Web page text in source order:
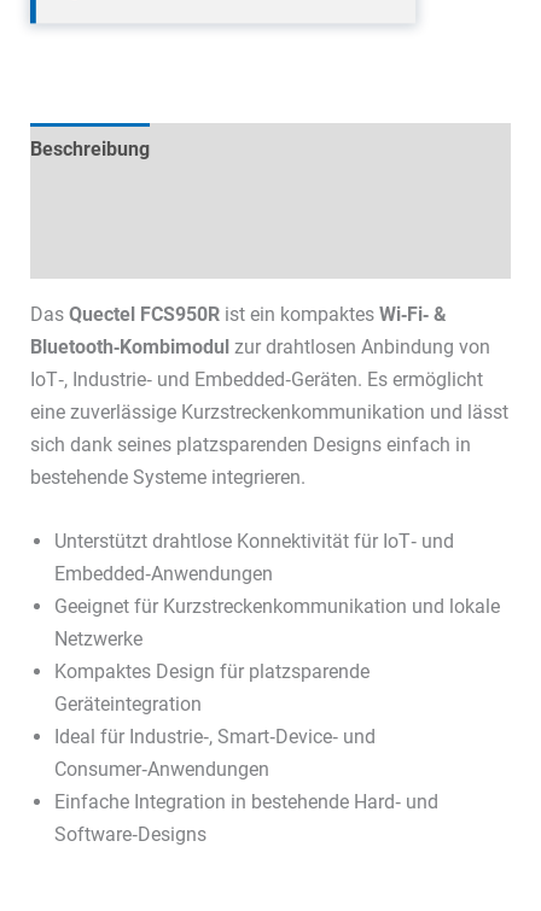
Beschreibung
Das Quectel FCS950Rist ein kompaktes Wi‑Fi‑ &
Bluetooth‑Kombimodul zur drahtlosen Anbindung von
IoT‑, Industrie‑ und Embedded‑Geräten. Es ermöglicht
eine zuverlässige Kurzstreckenkommunikation und lässt
sich dank seines platzsparenden Designs einfach in
bestehende Systeme integrieren.
Unterstützt drahtlose Konnektivität für IoT‑ und
Embedded‑Anwendungen
Geeignet für Kurzstreckenkommunikation und lokale
Netzwerke
Kompaktes Design für platzsparende
Geräteintegration
Ideal für Industrie‑, Smart‑Device‑ und
Consumer‑Anwendungen
Einfache Integration in bestehende Hard‑ und
Software‑Designs